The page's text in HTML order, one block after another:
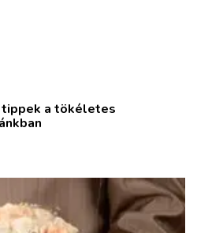
tippek a tökéletes